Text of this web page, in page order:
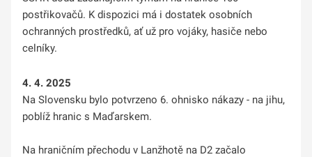
postřikovačů. K dispozici má i dostatek osobních
ochranných prostředků, ať už pro vojáky, hasiče nebo
celníky.
4. 4. 2025
Na Slovensku bylo potvrzeno 6. ohnisko nákazy - na jihu,
poblíž hranic s Maďarskem.
Na hraničním přechodu v Lanžhotě na D2 začalo